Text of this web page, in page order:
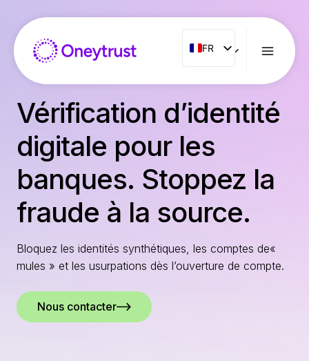
contenu
FR
FR
ENG
IT
NL
RO
Vérification d’identité
digitale pour les
banques. Stoppez la
fraude à la source.
Bloquez les identités synthétiques, les comptes de«
mules » et les usurpations dès l’ouverture de compte.
Nous contacter